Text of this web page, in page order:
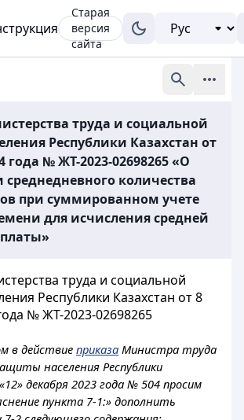
Старая
версия
сайта
труда и социальной
Республики Казахстан от
года № ЖТ-2023-02698265 «О
количества
при суммированном учете
для исчисления средней
труда и социальной
Республики Казахстан от 8
№ ЖТ-2023-02698265
в действие приказа Министра труда
населения Республики
декабря 2023 года № 504 просим
пункта 7-1:» дополнить